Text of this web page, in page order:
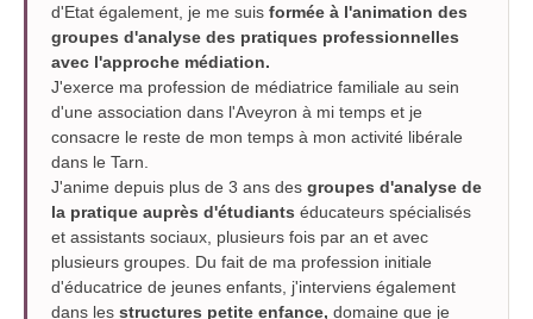
d'Etat également, je me suis formée à l'animation des
groupes d'analyse des pratiques professionnelles
avec l'approche médiation.
J'exerce ma profession de médiatrice familiale au sein
d'une association dans l'Aveyron à mi temps et je
consacre le reste de mon temps à mon activité libérale
dans le Tarn.
J'anime depuis plus de 3 ans des groupes d'analyse de
la pratique auprès d'étudiants éducateurs spécialisés
et assistants sociaux, plusieurs fois par an et avec
plusieurs groupes. Du fait de ma profession initiale
d'éducatrice de jeunes enfants, j'interviens également
dans les structures petite enfance, domaine que je